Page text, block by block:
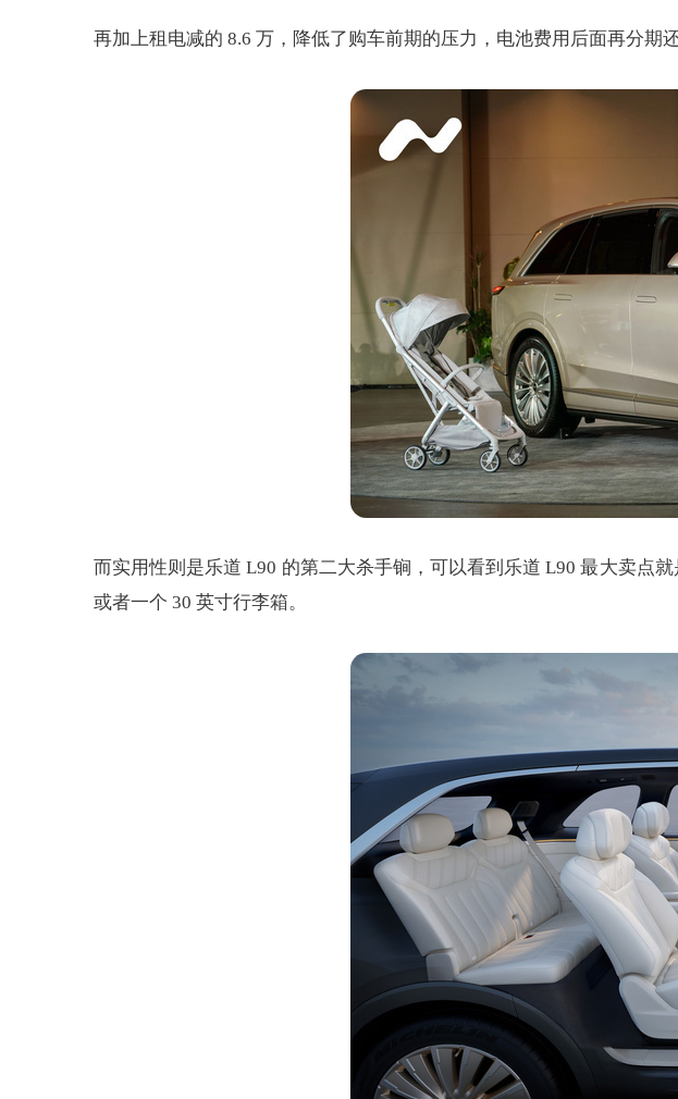
再加上租电减的 8.6 万，降低了购车前期的压力，电池费用后面再分期
而实用性则是乐道 L90 的第二大杀手锏，可以看到乐道 L90 最大卖点
或者一个 30 英寸行李箱。